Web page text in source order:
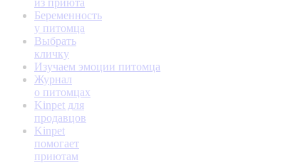
из приюта
Беременность
у питомца
Выбрать
кличку
Изучаем эмоции питомца
Журнал
о питомцах
Kinpet для
продавцов
Kinpet
помогает
приютам